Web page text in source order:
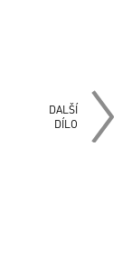
DALŠÍ
DÍLO